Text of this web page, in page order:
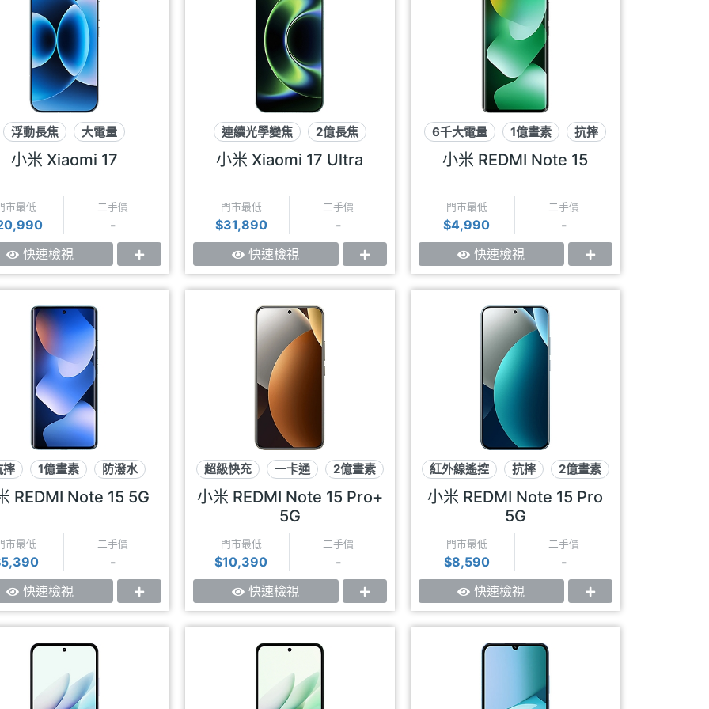
浮動長焦
大電量
徠卡影像
小米 Xiaomi 17
市最低 二手價
-
快速檢視
連續光學變焦
2億長焦
徠卡影像
小米 Xiaomi 17 Ultra
門市最低
$31,890
二手價
-
快速檢視
6千大電量 1億畫素 抗摔
小米 REDMI Note 15
門市最低
$4,990
二手價
-
快速檢視
摔 1億畫素 防潑水
REDMI Note 15 5G
市最低 二手價
-
快速檢視
超級快充 一卡通 2億畫素
小米 REDMI Note 15 Pro+
5G
門市最低
$10,390
二手價
-
快速檢視
紅外線遙控 抗摔 2億畫素
小米 REDMI Note 15 Pro
5G
門市最低
$8,590
二手價
-
快速檢視